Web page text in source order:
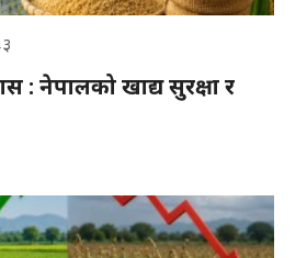
: नेपालको खाद्य सुरक्षा र